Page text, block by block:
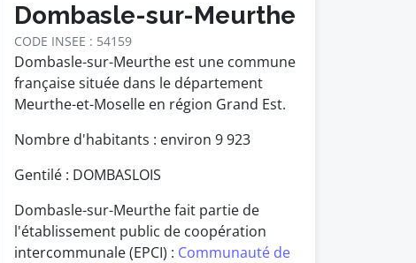
Dombasle-sur-Meurthe
CODE INSEE : 54159
Dombasle-sur-Meurthe est une commune
française située dans le département
Meurthe-et-Moselle en région Grand Est.
Nombre d'habitants : environ 9 923
Gentilé : DOMBASLOIS
Dombasle-sur-Meurthe fait partie de
l'établissement public de coopération
intercommunale (EPCI) : Communauté de